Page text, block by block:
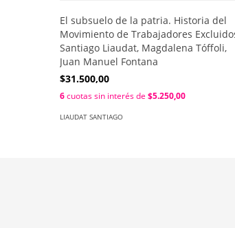
El subsuelo de la patria. Historia del
Movimiento de Trabajadores
Santiago Liaudat, Magdalena Tóffoli,
Juan Manuel Fontana
$31.500,00
6cuotas sin interés de $5.250,00
LIAUDAT SANTIAGO